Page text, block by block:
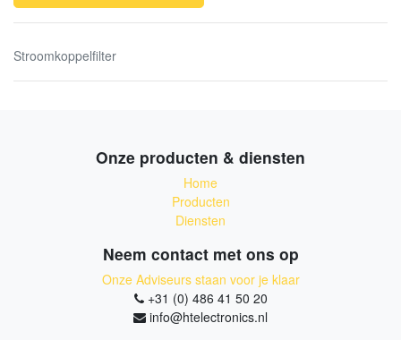
Stroomkoppelfilter
Onze producten & diensten
Home
Producten
Diensten
Neem contact met ons op
Onze Adviseurs staan voor je klaar
+31 (0) 486 41 50 20
info@htelectronics.nl